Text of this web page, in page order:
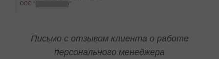
Письмо с отзывом клиента о работе
персонального менеджера